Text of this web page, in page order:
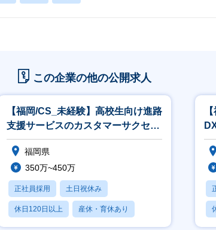
この企業の他の公開求人
【福岡/CS_未経験】高校生向け進路
支援サービスのカスタマーサクセス
／第二新卒・未経験歓迎／高卒就活
福岡県
350万~450万
正社員採用 土日祝休み
休日120日以上 産休・育休あり
／